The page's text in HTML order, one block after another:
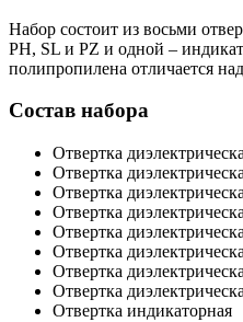
Набор состоит из восьми
PH, SL и PZ и одной –
полипропилена отличается
Состав набора
Отвертка
Отвертка
Отвертка
Отвертка
Отвертка
Отвертка
Отвертка
Отвертка
Отвертка индикаторная